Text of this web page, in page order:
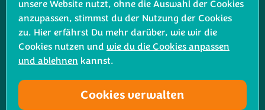
Verwandte Rezepte
unsere Website nutzt, ohne die Auswahl der Cookies
anzupassen, stimmst du der Nutzung der Cookies
zu. Hier erfährst Du mehr darüber, wie wir die
Cookies nutzen und wie du die Cookies anpassen
und ablehnen kannst.
Cookies verwalten